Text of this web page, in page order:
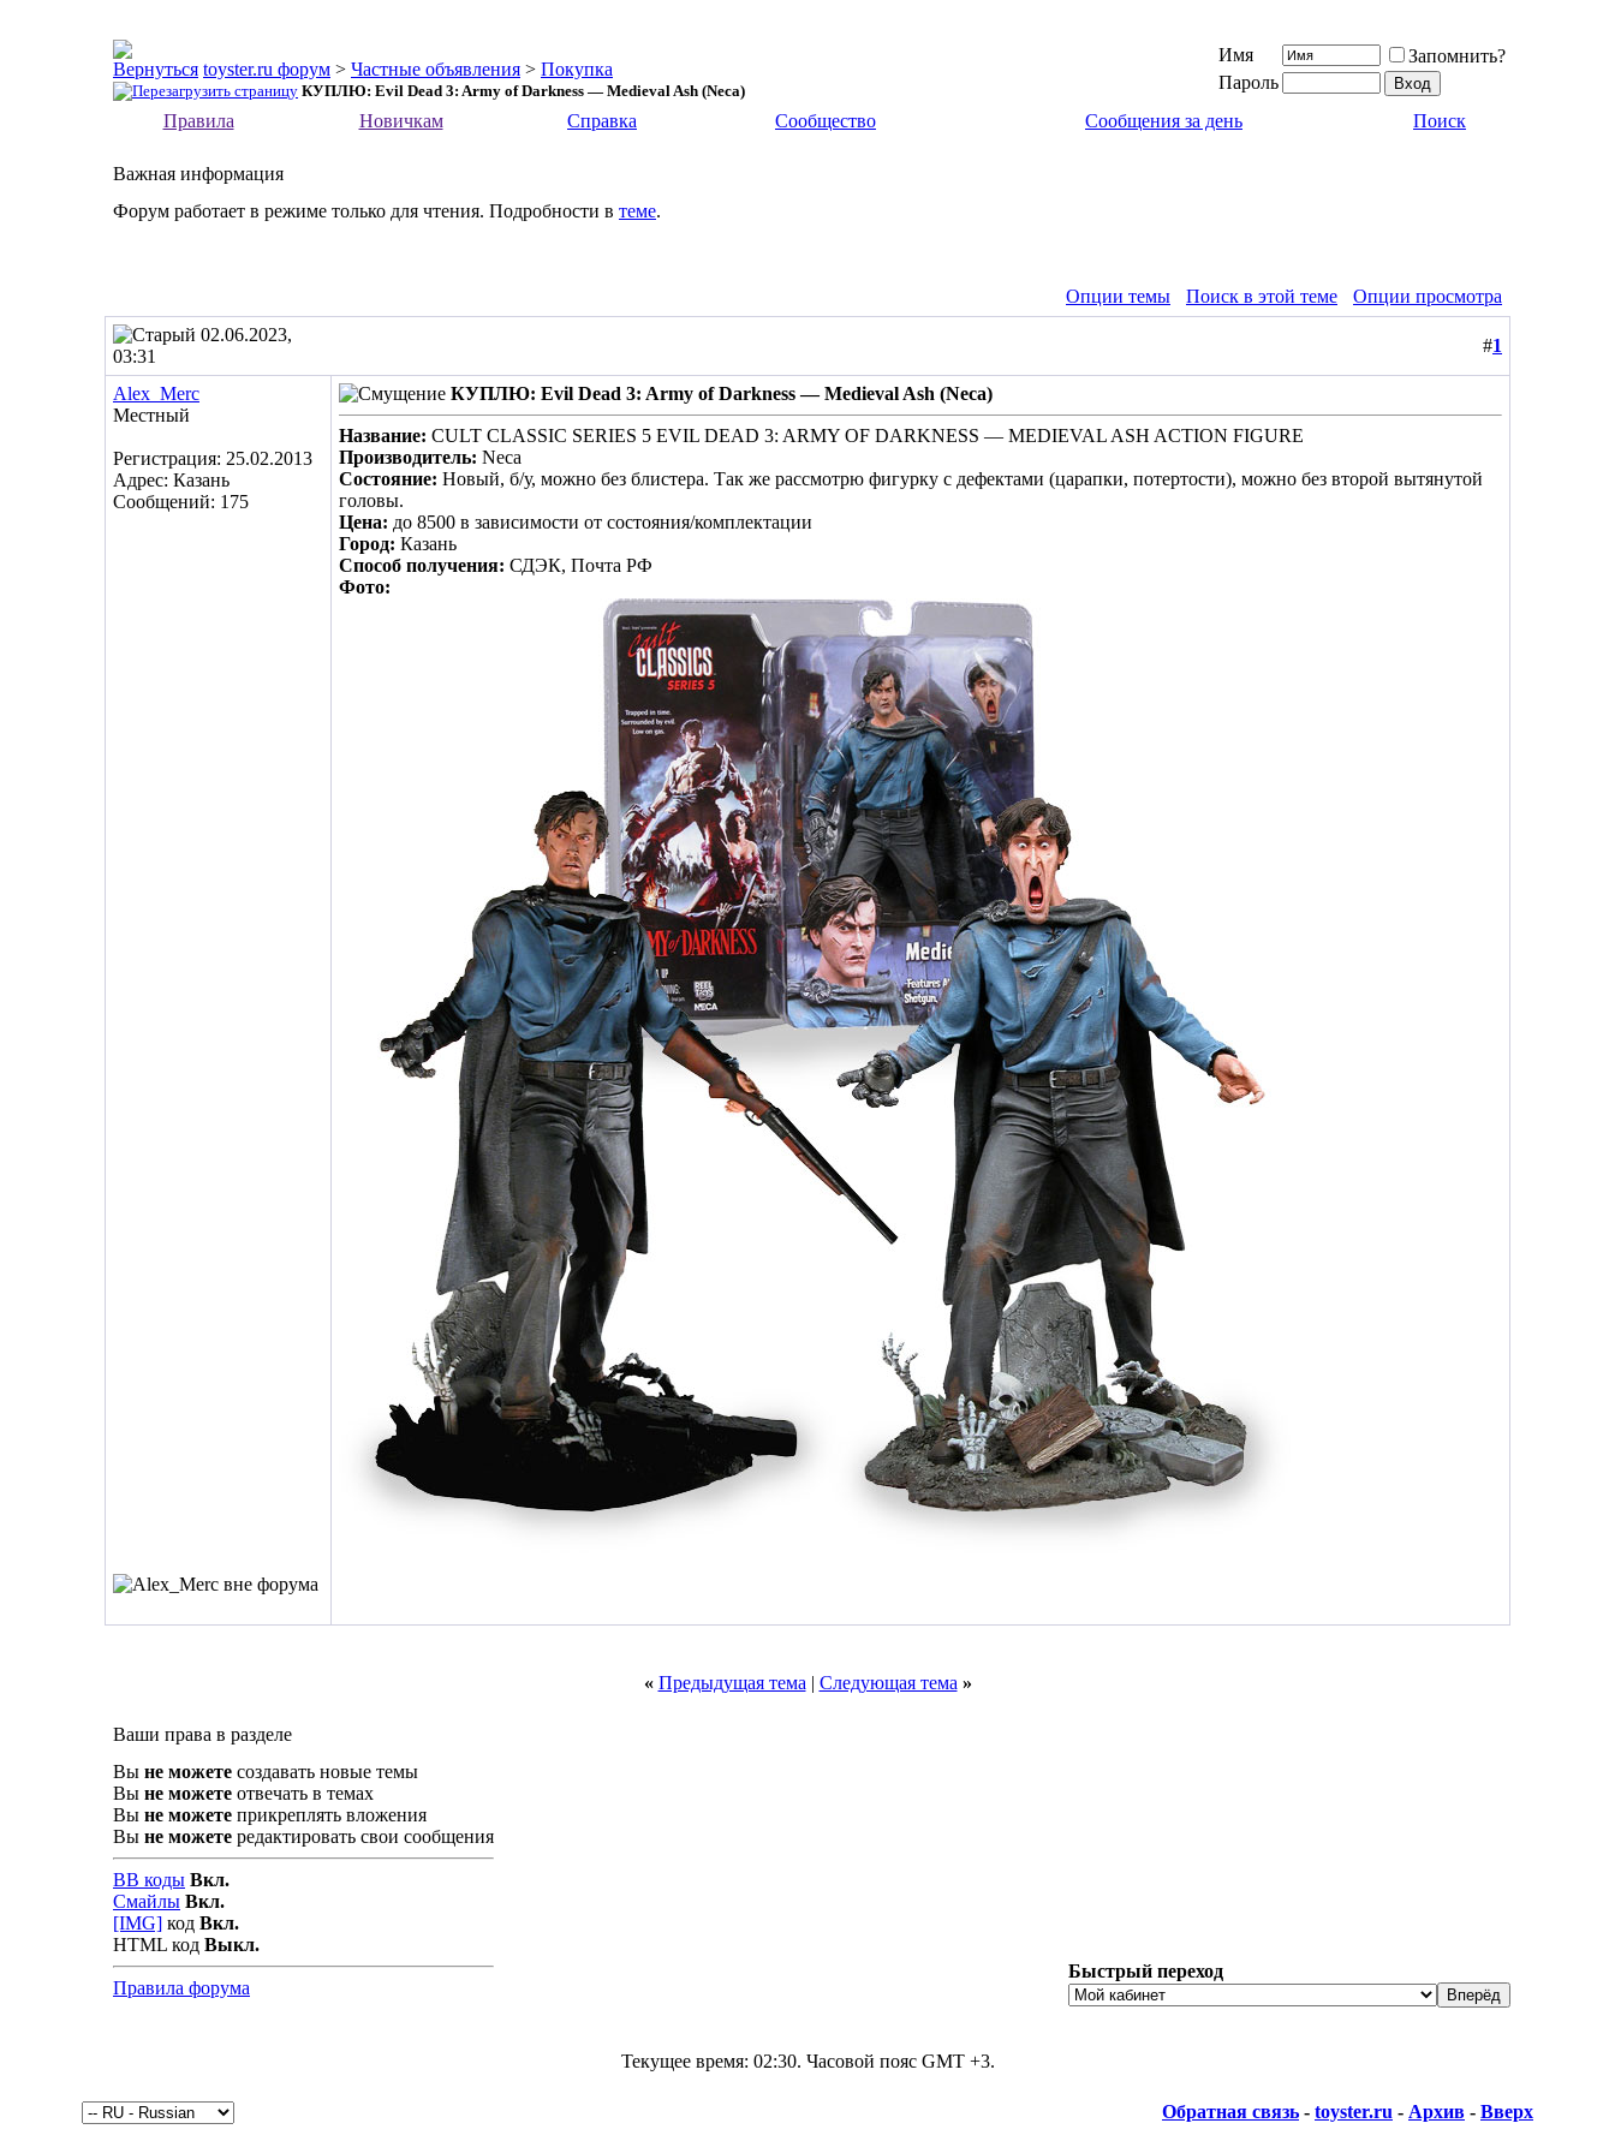
toyster.ru форум > Частные объявления > Покупка
КУПЛЮ: Evil Dead 3: Army of Darkness — Medieval Ash (Neca)
Имя
Запомнить?
Пароль
Правила
Новичкам Справка Сообщество Сообщения за день Поиск
Важная информация
Форум работает в режиме только для чтения. Подробности в теме.
Опции темы Поиск в этой теме
Опции просмотра
02.06.2023,
03:31
#1
Alex_Merc
Местный
Регистрация: 25.02.2013
Адрес: Казань
Сообщений: 175
КУПЛЮ: Evil Dead 3: Army of Darkness — Medieval Ash (Neca)
Название: CULT CLASSIC SERIES 5 EVIL DEAD 3: ARMY OF DARKNESS — MEDIEVAL ASH ACTION FIGURE
Производитель: Neca
Состояние: Новый, б/у, можно без блистера. Так же рассмотрю фигурку с дефектами (царапки, потертости), можно без второй вытянутой
головы.
Цена: до 8500 в зависимости от состояния/комплектации
Город: Казань
Способ получения: СДЭК, Почта РФ
Фото:
« Предыдущая тема | Следующая тема »
Ваши права в разделе
Вы не можете создавать новые темы
Вы не можете отвечать в темах
Вы не можете прикреплять вложения
Вы не можете редактировать свои сообщения
BB коды Вкл.
Смайлы Вкл.
[IMG] код Вкл.
HTML код Выкл.
Правила форума
Быстрый переход
Текущее время: 02:30. Часовой пояс GMT +3.
Обратная связь - toyster.ru - Архив - Вверх